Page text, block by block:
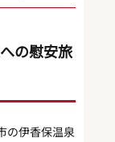
の慰安旅
の伊香保温泉